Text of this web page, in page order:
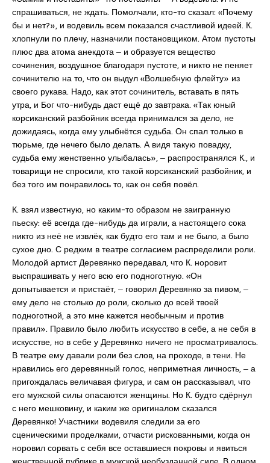
спрашиваться, не ждать. Помолчали, кто-то сказал: «Почему
бы и нет?», и водевиль всем показался счастливой идеей. К.
хлопнули по плечу, назначили постановщиком. Атом пустоты
плюс два атома анекдота ‒ и образуется вещество
сочинения, воздушное благодаря пустоте, и никто не пеняет
сочинителю на то, что он выдул «Волшебную флейту» из
своего рукава. Надо, как этот сочинитель, вставать в пять
утра, и Бог что-нибудь даст ещё до завтрака. «Так юный
корсиканский разбойник всегда принимался за дело, не
дожидаясь, когда ему улыбнётся судьба. Он спал только в
тюрьме, где нечего было делать. А видя такую повадку,
судьба ему женственно улыбалась», ‒ распространялся К., и
товарищи не спросили, кто такой корсиканский разбойник, и
без того им понравилось то, как он себя повёл.
К. взял известную, но каким-то образом не заигранную
пьеску: её всегда где-нибудь да играли, а настоящего сока
никто из неё не извлёк, как будто его там и не было, а было
сухое дно. С редким в театре согласием распределили роли.
Молодой артист Деревянко передавал, что К. норовит
выспрашивать у него всю его подноготную. «Он
допытывается и пристаёт, ‒ говорил Деревянко за пивом, ‒
ему дело не столько до роли, сколько до всей твоей
подноготной, а это мне кажется необычным и против
правил». Правило было любить искусство в себе, а не себя в
искусстве, но в себе у Деревянко ничего не просматривалось.
В театре ему давали роли без слов, на проходе, в тени. Не
нравились его деревянный голос, неприметная личность, ‒ а
пригождалась величавая фигура, и сам он рассказывал, что
его мужской силы опасаются женщины. Но К. будто сдёрнул
с него мешковину, и каким же оригиналом сказался
Деревянко! Участники водевиля следили за его
сценическими проделками, отчасти рискованными, когда он
норовил сорвать с себя все оставшиеся покровы и явиться